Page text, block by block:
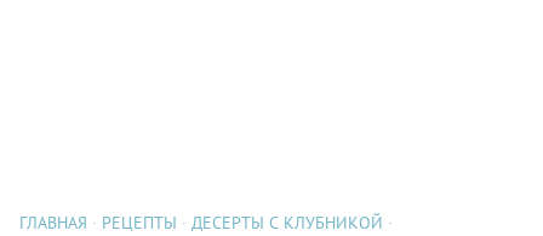
ГЛАВНАЯ РЕЦЕПТЫ
ДЕСЕРТЫ С КЛУБНИКОЙ